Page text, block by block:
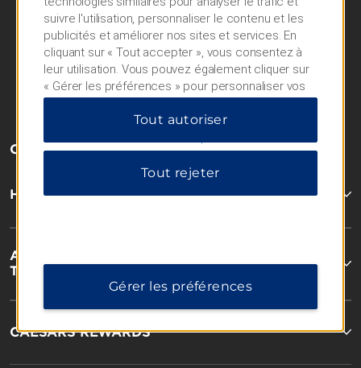
OUR BRANDS
HOTELS BY WYNDHAM
ALQUILERES VACACIONALES, COMPLEJOS
TURÍSTICOS Y CONDOMINIOS
CAESARS REWARDS
suivre l'utilisation, personnaliser le contenu et les
publicités et améliorer nos sites et services. En
cliquant sur « Tout accepter », vous consentez à
leur utilisation. Vous pouvez également cliquer sur
« Gérer les préférences » pour personnaliser vos
choix ou sur « Tout rejeter » pour n'autoriser que
les cookies essentiels. Pour plus d'informations,
Tout autoriser
Tout rejeter
Gérer les préférences